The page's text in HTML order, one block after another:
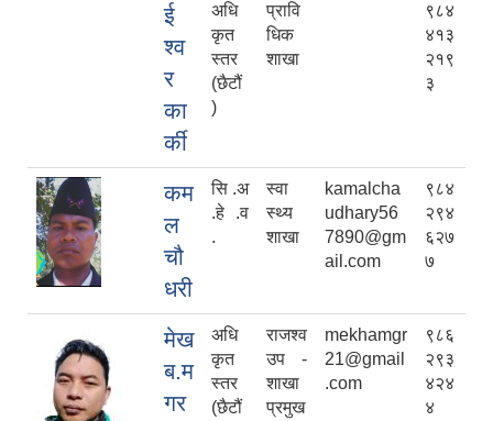
ई
श्व
र
का
र्की
अधि
कृत
स्तर
(छैटौं
)
प्रावि
धिक
शाखा
९८४
४१३
२१९
३
कम
ल
चौ
धरी
सि .अ
.हे .व
.
स्वा
स्थ्य
शाखा
kamalcha
udhary56
7890@gm
ail.com
९८४
२९४
६२७
७
मेख
ब.म
गर
अधि
कृत
स्तर
(छैटौं
राजश्व
उप -
शाखा
प्रमुख
mekhamgr
21@gmail
.com
९८६
२९३
४२४
४